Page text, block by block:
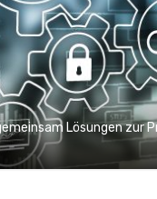
Lösungen